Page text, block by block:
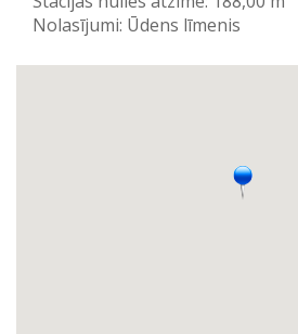
Nolasījumi: Ūdens līmenis